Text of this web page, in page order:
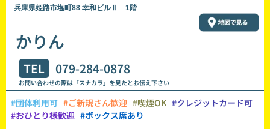
兵庫県姫路市塩町88 幸和ビルⅡ 1階
かりん
TEL 079-284-0878
お問い合わせの際は「スナカラ」を見たとお伝え下さい
#団体利用可 #ご新規さん歓迎 #喫煙OK #クレジットカード可
#おひとり様歓迎 #ボックス席あり